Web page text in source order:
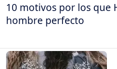
10 motivos por los que
hombre perfecto